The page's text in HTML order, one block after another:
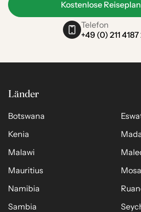
Kostenlose
Telefon
+49 (0) 211 4187
Länder
Botswana
Kenia
Malawi
Mauritius
Namibia
Sambia